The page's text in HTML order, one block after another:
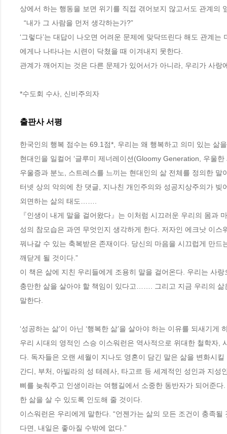
상에서 하는 행동을 보면 위기를 직접 겪어보지 않고서도 관계의
  “내가 그 사람을 먼저 생각하는가?”
‘그렇다’는 대답이 나오면 어려운 문제에 맞닥뜨린다 해도 관계
에게나 나타나는 시련이 닥쳤을 때 이겨내지 못한다.
관계가 깨어지는 것은 다른 문제가 있어서가 아니라, 우리가 사랑
*수도회 수사, 신비주의자
출판사 서평
한국인의 행복 점수는 69.1점*, 우리는 왜 행복하고 의미 있는 삶
현대인을 일컬어 ‘글루미 제너레이션(Gloomy Generation, 우울
우울증과 분노, 스트레스를 느끼는 현대인의 삶 전체를 정의한
터넷 상의 악의에 찬 댓글, 지나친 개인주의와 성공지상주의가
외면하는 삶의 태도…….
『인생이 내게 말을 걸어왔다』는 이처럼 시끄러운 우리의 몸과
성의 참모습은 과연 무엇인지 생각하게 한다. 저자인 에크낫 이
꿔나갈 수 있는 축복받은 존재이다. 당신의 마음을 시끄럽게 만
깨닫게 될 것이다.”
이 책은 삶에 지친 우리들에게 조용히 말을 걸어온다. 우리는 사
충만한 삶을 살아야 할 책임이 있다고……. 그리고 지금 우리의
말한다.
‘성공하는 삶’이 아닌 ‘행복한 삶’을 살아야 하는 이유를 되새기게
우리 시대의 영적인 스승 이스워런은 역사적으로 위대한 철학자,
다. 독자들은 오랜 세월이 지나도 영혼이 담긴 말은 삶을 변화
간디, 부처, 아빌라의 성 테레사, 타고르 등 세계적인 성인과 지
삐를 늦춰주고 인생이라는 여행길에서 소중한 동반자가 되어준
한 삶을 살 수 있도록 인도해 줄 것이다.
이스워런은 우리에게 말한다. “언젠가는 삶의 모든 조건이 충족
다면, 내일은 좋아질 수밖에 없다.”